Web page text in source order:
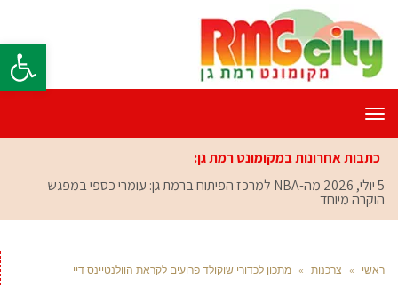
פתח
תפריט
כתבות אחרונות במקומונט רמת גן:
5 יולי, 2026
מה-NBA למרכז הפיתוח ברמת גן: עומרי כספי במפגש
הוקרה מיוחד
ראשי » צרכנות » מתכון לכדורי שוקולד פרועים לקראת הוולנטיינס דיי